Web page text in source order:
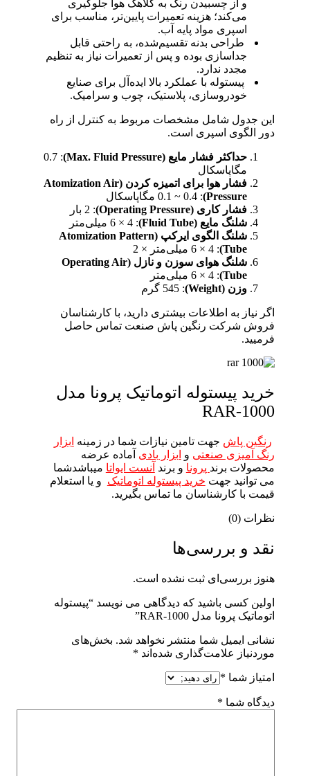
و از چسبیدن رنگ به کلاهک هوا جلوگیری
می‌کند؛ هزینه تعمیرات پایین‌تر، مناسب برای
اسپری مواد پایه آب.
طراحی بدنه تقسیم‌شده، به راحتی قابل
جداسازی بوده و پس از تعمیرات نیاز به تنظیم
مجدد ندارد.
پیستوله با عملکرد بالا ایده‌آل برای صنایع
خودروسازی، پلاستیک، چوب و سرامیک.
این جدول شامل مشخصات مربوط به کنترل از راه
دور الگوی اسپری است.
حداکثر فشار مایع (Max. Fluid Pressure)
: 0.7
مگاپاسکال
فشار هوا برای اتمیزه کردن (Atomization Air
Pressure) : 0.1 ~ 0.4 مگاپاسکال
فشار کاری (Operating Pressure)
: 2 بار
شلنگ مایع (Fluid Tube)
: 6 × 4 میلی‌متر
شلنگ الگوی ایرکپ (Atomization Pattern
Tube) : 6 × 4 میلی‌متر × 2
شلنگ هوای سوزن و نازل (Operating Air
Tube) : 6 × 4 میلی‌متر
وزن (Weight)
: 545 گرم
اگر نیاز به اطلاعات بیشتری دارید، با کارشناسان
فروش شرکت رنگین پاش صنعت تماس حاصل
فرمیید.
خرید پیستوله اتوماتیک پرونا مدل
RAR-1000
رنگین پاش جهت تامین نیازات شما در زمینه ابزار
رنگ آمیزی صنعتی و ابزار بادی آماده عرضه
محصولات برند پرونا و برند آنست ایواتا میباشدشما
می توانید جهت خرید پیستوله اتوماتیک و یا استعلام
قیمت با کارشناسان ما تماس بگیرید.
نظرات (0)
نقد و بررسی‌ها
هنوز بررسی‌ای ثبت نشده است.
اولین کسی باشید که دیدگاهی می نویسد “پیستوله
اتوماتیک پرونا مدل RAR-1000”
نشانی ایمیل شما منتشر نخواهد شد. بخش‌های
موردنیاز علامت‌گذاری شده‌اند *
امتیاز شما *
دیدگاه شما *